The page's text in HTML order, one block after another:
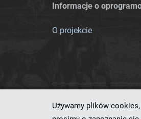
Informacje o
O projekcie
Używamy plików